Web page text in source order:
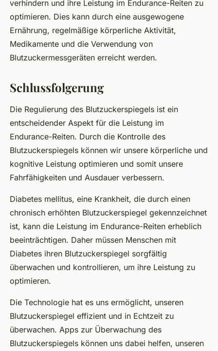
verhindern und ihre Leistung im Endurance-Reiten zu
optimieren. Dies kann durch eine ausgewogene
Ernährung, regelmäßige körperliche Aktivität,
Medikamente und die Verwendung von
Blutzuckermessgeräten erreicht werden.
Schlussfolgerung
Die Regulierung des Blutzuckerspiegels ist ein
entscheidender Aspekt für die Leistung im
Endurance-Reiten. Durch die Kontrolle des
Blutzuckerspiegels können wir unsere körperliche und
kognitive Leistung optimieren und somit unsere
Fahrfähigkeiten und Ausdauer verbessern.
Diabetes mellitus, eine Krankheit, die durch einen
chronisch erhöhten Blutzuckerspiegel gekennzeichnet
ist, kann die Leistung im Endurance-Reiten erheblich
beeinträchtigen. Daher müssen Menschen mit
Diabetes ihren Blutzuckerspiegel sorgfältig
überwachen und kontrollieren, um ihre Leistung zu
optimieren.
Die Technologie hat es uns ermöglicht, unseren
Blutzuckerspiegel effizient und in Echtzeit zu
überwachen. Apps zur Überwachung des
Blutzuckerspiegels können uns dabei helfen, unseren